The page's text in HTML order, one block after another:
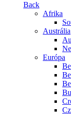
Back
Afrika
Austrália
Európa